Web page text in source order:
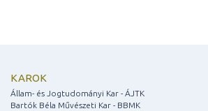
KAROK
Állam- és Jogtudományi Kar - ÁJTK
Bartók Béla Művészeti Kar - BBMK